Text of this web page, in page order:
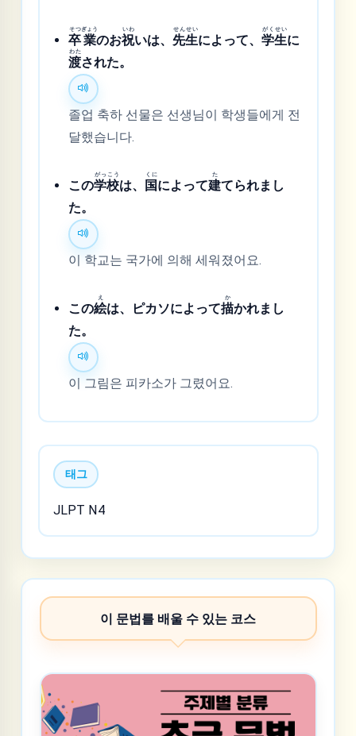
卒
そつ
業
ぎょう
のお祝
いわ
いは、 先
せん
生
せい
によって、学
がく
生
せい
に
渡
わた
された。
졸업 축하 선물은 선생님이 학생들에게 전
달했습니다.
この学
がっ
校
こう
は、 国
くに
によって建
た
てられまし
た。
이 학교는 국가에 의해 세워졌어요.
この絵
え
は、ピカソによって描
か
かれまし
た。
이 그림은 피카소가 그렸어요.
태그
JLPT N4
이 문법를 배울 수 있는 코스